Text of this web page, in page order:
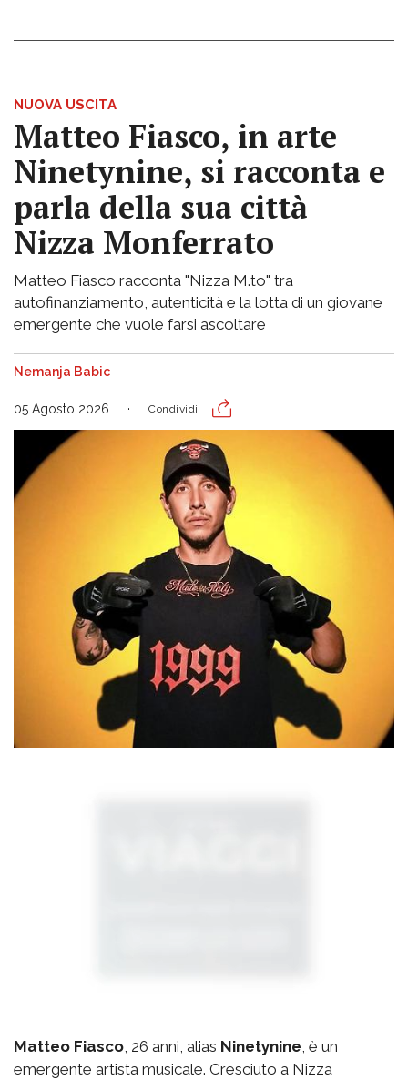
NUOVA USCITA
Matteo Fiasco, in arte
Ninetynine, si racconta e
parla della sua città
Nizza Monferrato
Matteo Fiasco racconta "Nizza M.to" tra
autofinanziamento, autenticità e la lotta di un giovane
emergente che vuole farsi ascoltare
Nemanja Babic
05 Agosto 2026 Condividi
Matteo Fiasco, 26 anni, alias Ninetynine, è un
emergente artista musicale. Cresciuto a Nizza